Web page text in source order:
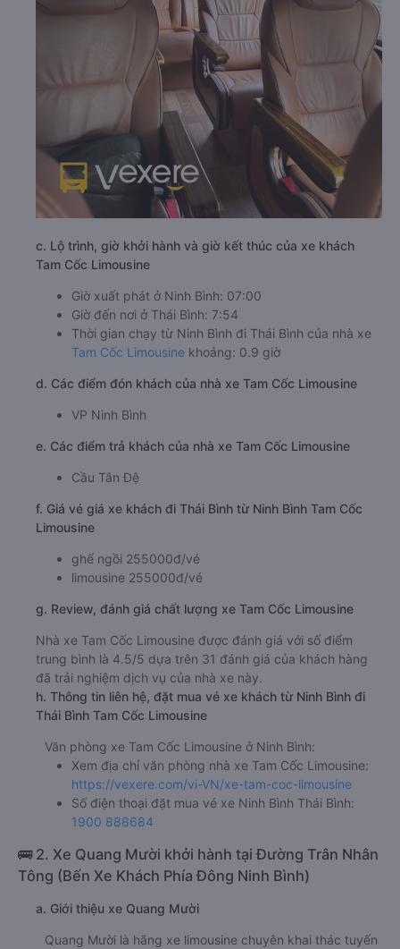
c. Lộ trình, giờ khởi hành và giờ kết thúc của xe khách
Tam Cốc Limousine
Giờ xuất phát ở Ninh Bình: 07:00
Giờ đến nơi ở Thái Bình: 7:54
Thời gian chạy từ Ninh Bình đi Thái Bình của nhà xe
Tam Cốc Limousine khoảng: 0.9 giờ
d. Các điểm đón khách của nhà xe Tam Cốc Limousine
VP Ninh Bình
e. Các điểm trả khách của nhà xe Tam Cốc Limousine
Cầu Tân Đệ
f. Giá vé giá xe khách đi Thái Bình từ Ninh Bình Tam Cốc
Limousine
ghế ngồi 255000đ/vé
limousine 255000đ/vé
g. Review, đánh giá chất lượng xe Tam Cốc Limousine
Nhà xe Tam Cốc Limousine được đánh giá với số điểm
trung bình là 4.5/5 dựa trên 31 đánh giá của khách hàng
đã trải nghiệm dịch vụ của nhà xe này.
h. Thông tin liên hệ, đặt mua vé xe khách từ Ninh Bình đi
Thái Bình Tam Cốc Limousine
Văn phòng xe Tam Cốc Limousine ở Ninh Bình:
Xem địa chỉ văn phòng nhà xe Tam Cốc Limousine:
https://vexere.com/vi-VN/xe-tam-coc-limousine
Số điện thoại đặt mua vé xe Ninh Bình Thái Bình:
1900 888684
🚌 2. Xe Quang Mười khởi hành tại Đường Trân Nhân
Tông (Bến Xe Khách Phía Đông Ninh Bình)
a. Giới thiệu xe Quang Mười
Quang Mười là hãng xe limousine chuyên khai thác tuyến